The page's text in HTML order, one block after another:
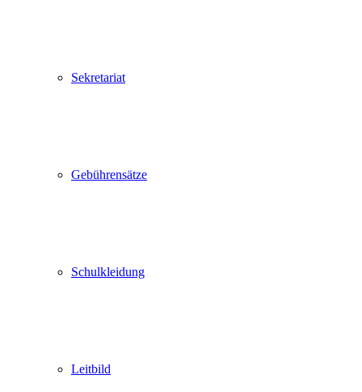
Sekretariat
Gebührensätze
Schulkleidung
Leitbild